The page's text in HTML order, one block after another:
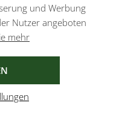
und Werbung
Nutzer angeboten
mehr